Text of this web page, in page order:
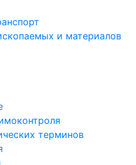
и материалов
терминов